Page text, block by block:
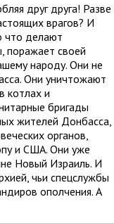
друг друга! Разве
врагов? И
что делают
поражает своей
народу. Они не
Они уничтожают
котлах и
бригады
жителей Донбасса,
органов,
и США. Они уже
Новый Израиль. И
чьи спецслужбы
ополчения. А